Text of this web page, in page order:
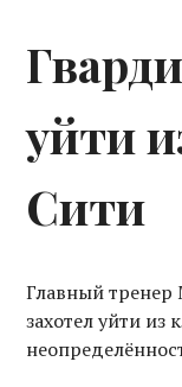
уйти
Сити
Главный тренер
захотел уйти из